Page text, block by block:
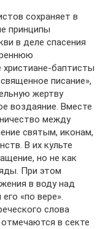
сохраняет в
принципы
в деле спасения
христиане-баптисты
писание»,
жертву
воздаяние. Вместе
между
святым, иконам,
В их культе
но не как
При этом
в воду над
«по вере».
слова
в секте